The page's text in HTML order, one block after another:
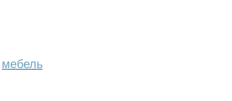
мебель